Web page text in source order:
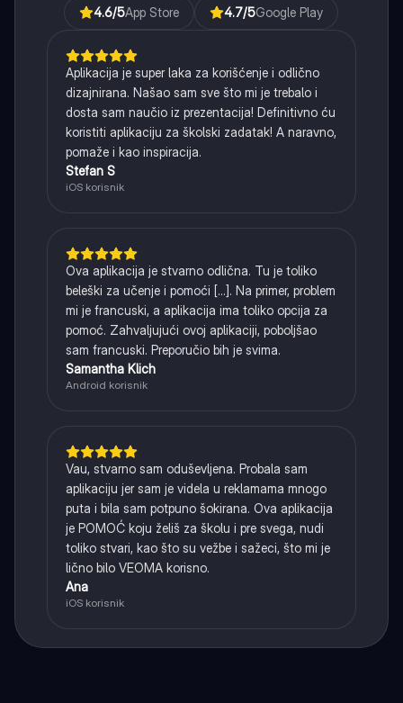
4.6/5App Store 4.7/5Google Play
Aplikacija je super laka za korišćenje i odlično
dizajnirana. Našao sam sve što mi je trebalo i
dosta sam naučio iz prezentacija! Definitivno ću
koristiti aplikaciju za školski zadatak! A naravno,
pomaže i kao inspiracija.
Stefan S
iOS korisnik
Ova aplikacija je stvarno odlična. Tu je toliko
beleški za učenje i pomoći [...]. Na primer, problem
mi je francuski, a aplikacija ima toliko opcija za
pomoć. Zahvaljujući ovoj aplikaciji, poboljšao
sam francuski. Preporučio bih je svima.
Samantha Klich
Android korisnik
Vau, stvarno sam oduševljena. Probala sam
aplikaciju jer sam je videla u reklamama mnogo
puta i bila sam potpuno šokirana. Ova aplikacija
je POMOĆ koju želiš za školu i pre svega, nudi
toliko stvari, kao što su vežbe i sažeci, što mi je
lično bilo VEOMA korisno.
Ana
iOS korisnik